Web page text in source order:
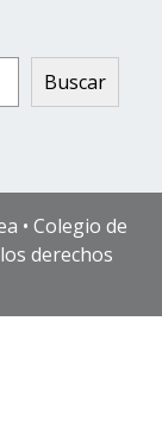
Buscar
• Colegio de
derechos